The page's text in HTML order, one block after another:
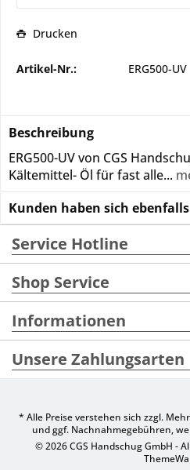
Drucken
Artikel-Nr.: ERG500-UV
Beschreibung
ERG500-UV von CGS
Kältemittel- Öl für fast alle...
Kunden haben sich
Service Hotline
Shop Service
Informationen
Unsere Zahlungsarten
* Alle Preise verstehen sich zzgl.
und ggf. Nachnahmegebühren,
© 2026 CGS Handschug GmbH -